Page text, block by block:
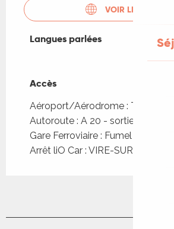
VOIR LES SITES
Langues parlées
Langues parlées
Accès
Accès
Aéroport/Aérodrome : Toulouse
Autoroute : A 20 - sortie 58 à
Gare Ferroviaire : Fumel à 17km
Arrêt liO Car : VIRE-SUR-LOT -